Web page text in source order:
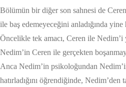
Bölümün bir diğer son sahnesi de
ile baş edemeyeceğini anladığında yine
Öncelikle tek amacı, Ceren ile Nedim’i
Nedim’in Ceren ile gerçekten
Anca Nedim’in psikoloğundan
hatırladığını öğrendiğinde, Nedim’den